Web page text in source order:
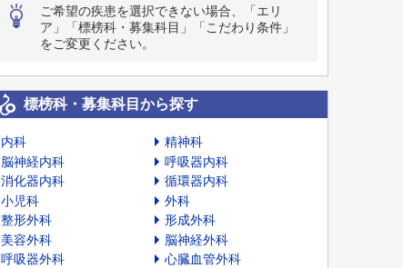
ご希望の疾患を選択できない場合、「エリ
ア」「標榜科・募集科目」「こだわり条件」
をご変更ください。
標榜科・募集科目から探す
内科
精神科
脳神経内科
呼吸器内科
消化器内科
循環器内科
小児科
外科
整形外科
形成外科
美容外科
脳神経外科
呼吸器外科
心臓血管外科